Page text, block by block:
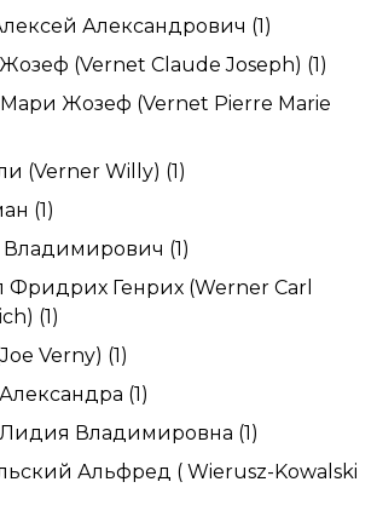
Александрович (1)
(Vernet Claude Joseph) (1)
Жозеф (Vernet Pierre Marie
(Verner Willy) (1)
(1)
Владимирович (1)
Фридрих Генрих (Werner Carl
(1)
Verny) (1)
(1)
Владимировна (1)
Альфред ( Wierusz-Kowalski